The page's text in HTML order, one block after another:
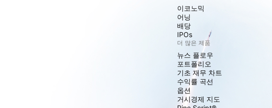
이코노믹
어닝
배당
IPOs
더 많은 제품
뉴스 플로우
포트폴리오
기초 재무 차트
수익률 곡선
옵션
거시경제 지도